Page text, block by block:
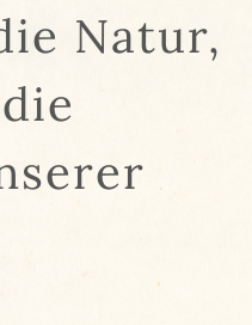
Natur,